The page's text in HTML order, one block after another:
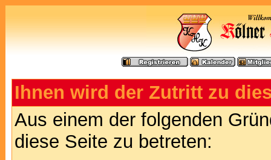
Ihnen wird der Zutritt zu
Aus einem der folgenden
diese Seite zu betreten: